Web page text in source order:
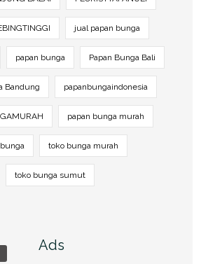
jual papan bunga
papan bunga Papan Bunga Bali
Bandung papanbungaindonesia
papan bunga murah
toko bunga murah
toko bunga sumut
Ads